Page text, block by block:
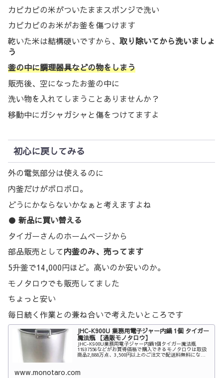
カピカピの米がついたままスポンジで洗い
カピカピのお米がお釜を傷つけます
乾いた米は結構硬いですから、 取り除いてから洗いましょ
う
釜の中に調理器具などの物をしまう
販売後、空になったお釜の中に
洗い物を入れてしまうことありませんか？
移動中にガシャガシャと傷をつけてますよ
初心に戻してみる
外の電気部分は使えるのに
内釜だけがボロボロ。
どうにかならないかなぁと考えますよね
● 新品に買い替える
タイガーさんのホームページから
部品販売として内釜のみ、売ってます
5升釜で14,000円ほど。高いのか安いのか。
モノタロウでも販売してました
ちょっと安い
毎日続く作業との兼ね合いで考えたいところです
JHC-K900U 業務用電子ジャー内鍋 1個 タイガー
魔法瓶 【通販モノタロウ】
JHC-K900U業務用電子ジャー内鍋1個タイガー魔法瓶
11937556などがお買得価格で購入できるモノタロウは取扱
商品2,888万点、3,500円以上のご注文で配送料無料になる
www.monotaro.com